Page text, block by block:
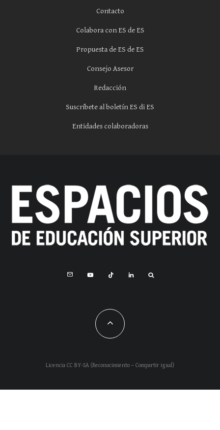
Contacto
Colabora con ES de ES
Propuesta de ES de ES
Consejo Asesor
Redacción
Suscríbete al boletín ES di ES
Entidades colaboradoras
Licencia CC BY-SA (Reconocimiento – Compartir igual)